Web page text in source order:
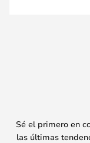
Sé el primero en
las últimas